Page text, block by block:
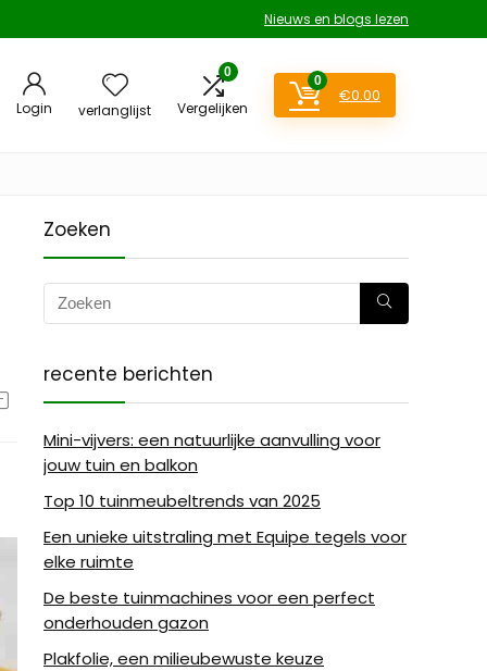
Nieuws en blogs lezen
Login verlanglijst
0
Vergelijken
0
€0.00
Zoeken
recente berichten
Mini-vijvers: een natuurlijke aanvulling voor
jouw tuin en balkon
Top 10 tuinmeubeltrends van 2025
Een unieke uitstraling met Equipe tegels voor
elke ruimte
De beste tuinmachines voor een perfect
onderhouden gazon
Plakfolie, een milieubewuste keuze